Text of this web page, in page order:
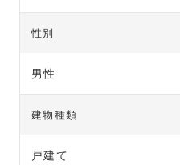
性別
男性
建物種類
戸建て